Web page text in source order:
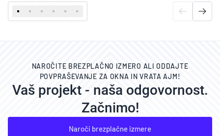
NAROČITE BREZPLAČNO IZMERO ALI ODDAJTE
POVPRAŠEVANJE ZA OKNA IN VRATA AJM!
Vaš projekt - naša odgovornost.
Začnimo!
Naroči brezplačne izmere